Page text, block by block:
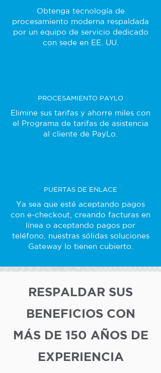
Obtenga tecnología de
procesamiento moderna respaldada
por un equipo de servicio dedicado
con sede en EE. UU.
PROCESAMIENTO PAYLO
Elimine sus tarifas y ahorre miles con
el Programa de tarifas de asistencia
al cliente de PayLo.
PUERTAS DE ENLACE
Ya sea que esté aceptando pagos
con e-checkout, creando facturas en
línea o aceptando pagos por
teléfono, nuestras sólidas soluciones
Gateway lo tienen cubierto.
RESPALDAR SUS
BENEFICIOS CON
MÁS DE 150 AÑOS DE
EXPERIENCIA